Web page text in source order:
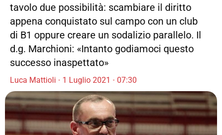
tavolo due possibilità: scambiare il diritto
appena conquistato sul campo con un club
di B1 oppure creare un sodalizio parallelo. Il
d.g. Marchioni: «Intanto godiamoci questo
successo inaspettato»
Luca Mattioli 1 Luglio 2021 07:30